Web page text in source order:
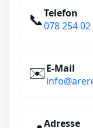
📞Telefon
078 254 02
✉️E‑Mail
Adresse